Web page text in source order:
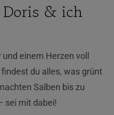
& ich
einem Herzen voll
du alles, was grünt
Salben bis zu
sei mit dabei!